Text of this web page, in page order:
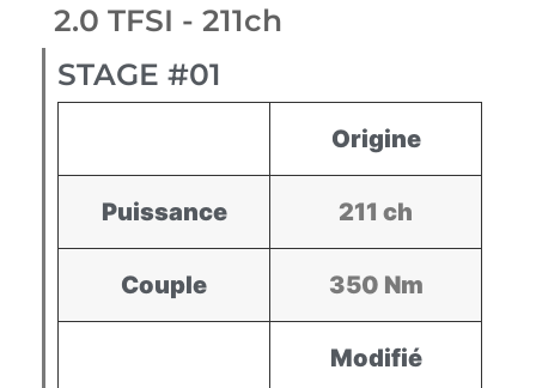
2.0 TFSI - 211ch
STAGE #01
Origine
Puissance 211 ch
Couple 350 Nm
Modifié